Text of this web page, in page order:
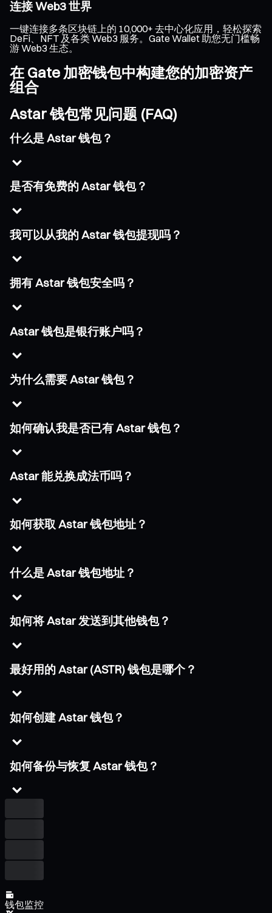
连接 Web3 世界
一键连接多条区块链上的 10,000+ 去中心化应用，轻松探索
DeFi、NFT 及各类 Web3 服务。Gate Wallet 助您无门槛畅
游 Web3 生态。
在 Gate 加密钱包中构建您的加密资产
组合
Astar 钱包常见问题 (FAQ)
什么是 Astar 钱包？
是否有免费的 Astar 钱包？
我可以从我的 Astar 钱包提现吗？
拥有 Astar 钱包安全吗？
Astar 钱包是银行账户吗？
为什么需要 Astar 钱包？
如何确认我是否已有 Astar 钱包？
Astar 能兑换成法币吗？
如何获取 Astar 钱包地址？
什么是 Astar 钱包地址？
如何将 Astar 发送到其他钱包？
最好用的 Astar (ASTR) 钱包是哪个？
如何创建 Astar 钱包？
如何备份与恢复 Astar 钱包？
钱包监控